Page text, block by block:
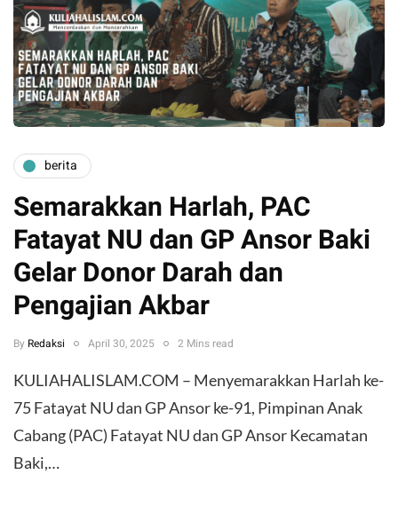
berita
Semarakkan Harlah, PAC
Fatayat NU dan GP Ansor Baki
Gelar Donor Darah dan
Pengajian Akbar
By Redaksi April 30, 2025 2 Mins read
KULIAHALISLAM.COM – Menyemarakkan Harlah ke-
75 Fatayat NU dan GP Ansor ke-91, Pimpinan Anak
Cabang (PAC) Fatayat NU dan GP Ansor Kecamatan
Baki,…